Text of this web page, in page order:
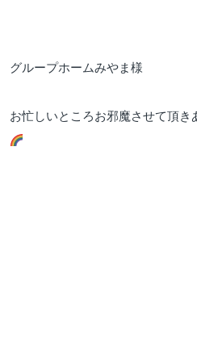
グループホームみやま様
お忙しいところお邪魔させて頂き